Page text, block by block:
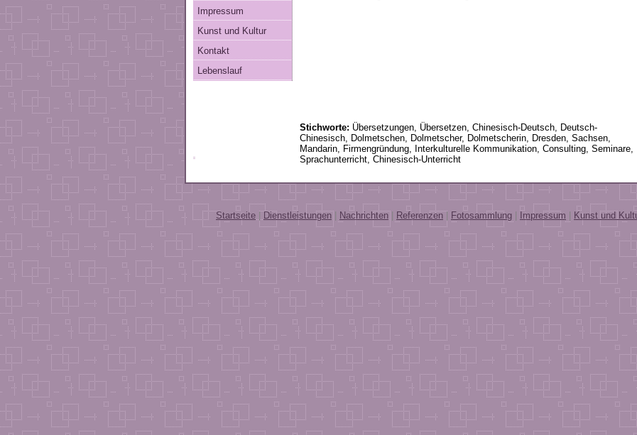
Impressum
Kunst und Kultur
Kontakt
Lebenslauf
Stichworte: Übersetzungen, Übersetzen, Chinesisch-Deutsch, Deutsch-
Chinesisch, Dolmetschen, Dolmetscher, Dolmetscherin, Dresden, Sachsen,
Mandarin, Firmengründung, Interkulturelle Kommunikation, Consulting, Seminare,
Sprachunterricht, Chinesisch-Unterricht
Startseite Dienstleistungen| Nachrichten| Referenzen Fotosammlung Impressum Kunst und